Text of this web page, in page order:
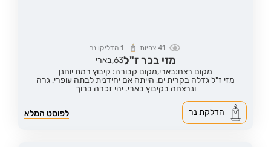
41צפיות 1 הדליקו נר
מזי בכר ז"ל63,בארי
מקום רצח:בארי,מקום קבורה: קיבוץ רמת יוחנן
מזי ז"ל גדלה בקרית ים, הייתה אם יחידנית לבתה עופרי, גרה
ונרצחה בקיבוץ בארי. יהי זכרה ברוך
לפוסט המלא הדלקת נר